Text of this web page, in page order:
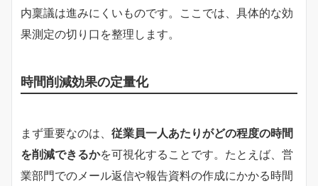
内稟議は進みにくいものです。ここでは、具体的な効
果測定の切り口を整理します。
時間削減効果の定量化
まず重要なのは、 従業員一人あたりがどの程度の時間
を削減できるかを可視化することです。たとえば、営
業部門でのメール返信や報告資料の作成にかかる時間